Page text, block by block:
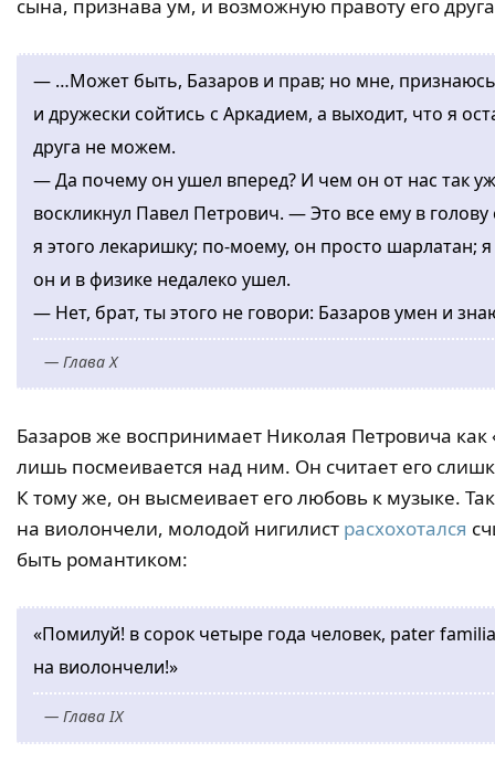
сына, признава ум, и возможную правоту его
— …Может быть, Базаров и прав; но мне,
и дружески сойтись с Аркадием, а выходит, что я
друга не можем.
— Да почему он ушел вперед? И чем он от нас так
воскликнул Павел Петрович. — Это все ему в
я этого лекаришку; по-моему, он просто шарлатан;
он и в физике недалеко ушел.
— Нет, брат, ты этого не говори: Базаров умен и
— Глава X
Базаров же воспринимает Николая Петровича как
лишь посмеивается над ним. Он считает его
К тому же, он высмеивает его любовь к музыке.
на виолончели, молодой нигилист расхохотался
быть романтиком:
«Помилуй! в сорок четыре года человек, pater
на виолончели!»
— Глава IX